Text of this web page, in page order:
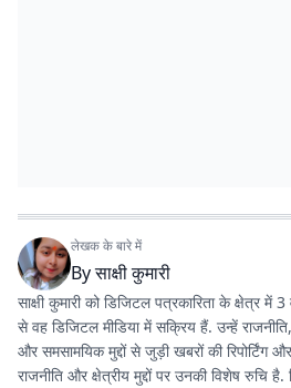
लेखक के बारे में
Byसाक्षी कुमारी
साक्षी कुमारी को डिजिटल पत्रकारिता के क्षेत्र में
से वह डिजिटल मीडिया में सक्रिय हैं. उन्हें राजनीति,
और समसामयिक मुद्दों से जुड़ी खबरों की रिपोर्टिंग
राजनीति और क्षेत्रीय मुद्दों पर उनकी विशेष रुचि